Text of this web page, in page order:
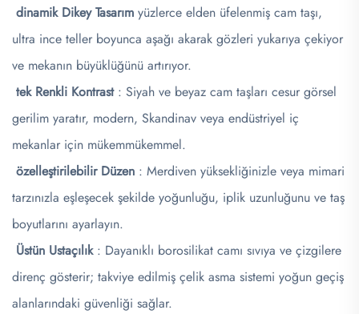
dinamik Dikey Tasarım yüzlerce elden üfelenmiş cam taşı,
ultra ince teller boyunca aşağı akarak gözleri yukarıya çekiyor
ve mekanın büyüklüğünü artırıyor.
tek Renkli Kontrast : Siyah ve beyaz cam taşları cesur görsel
gerilim yaratır, modern, Skandinav veya endüstriyel iç
mekanlar için mükemmükemmel.
özelleştirilebilir Düzen : Merdiven yüksekliğinizle veya mimari
tarzınızla eşleşecek şekilde yoğunluğu, iplik uzunluğunu ve taş
boyutlarını ayarlayın.
​Üstün Ustaçılık​ : Dayanıklı borosilikat camı sıvıya ve çizgilere
direnç gösterir; takviye edilmiş çelik asma sistemi yoğun geçiş
alanlarındaki güvenliği sağlar.